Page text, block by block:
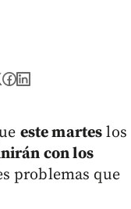
este martes los
con los
problemas que